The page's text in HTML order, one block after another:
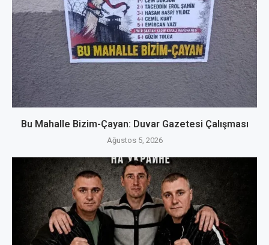
Bu Mahalle Bizim-Çayan: Duvar Gazetesi Çalışması
Ağustos 5, 2026